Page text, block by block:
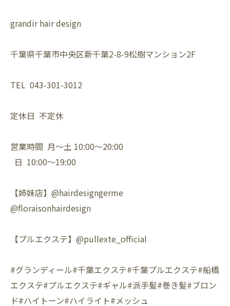
grandir hair design
千葉県千葉市中央区新千葉2-8-9松樹マンション2F
TEL 043-301-3012
定休日 不定休
営業時間 月〜土 10:00〜20:00
日 10:00〜19:00
【姉妹店】@hairdesigngerme
@floraisonhairdesign
【プルエクステ】@pullexte_official
#グランディール#千葉エクステ#千葉プルエクステ#船橋
エクステ#プルエクステ#ギャル#派手髪#巻き髪#ブロン
ド#ハイトーン#ハイライト#メッシュ